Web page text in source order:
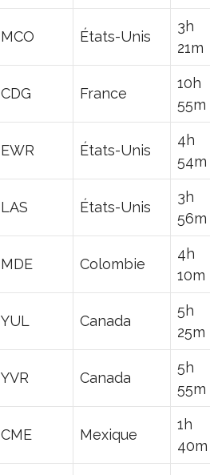
MCO États-Unis
3h
21m
CDG France
10h
55m
EWR États-Unis
4h
54m
LAS États-Unis
3h
56m
MDE Colombie
4h
10m
YUL Canada
5h
25m
YVR Canada
5h
55m
CME Mexique
1h
40m